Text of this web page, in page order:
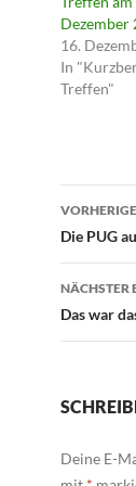
Dezember
16.
In
Treffen"
Die PUG
NÄCHSTER
Das war
Deine E-